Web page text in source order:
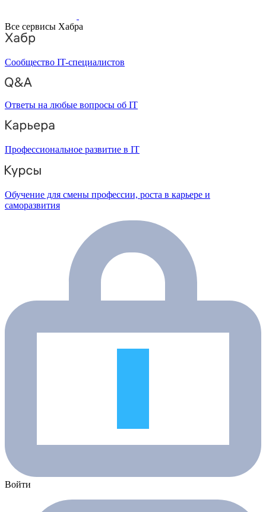
Все сервисы Хабра
Сообщество IT-специалистов
Ответы на любые вопросы об IT
Профессиональное развитие в IT
Обучение для смены профессии, роста в карьере и
саморазвития
Войти